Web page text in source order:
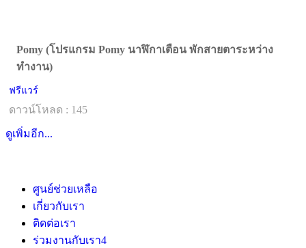
Pomy (โปรแกรม Pomy นาฬิกาเตือน พักสายตาระหว่าง
ทำงาน)
ฟรีแวร์
ดาวน์โหลด : 145
ดูเพิ่มอีก...
ศูนย์ช่วยเหลือ
เกี่ยวกับเรา
ติดต่อเรา
ร่วมงานกับเรา4